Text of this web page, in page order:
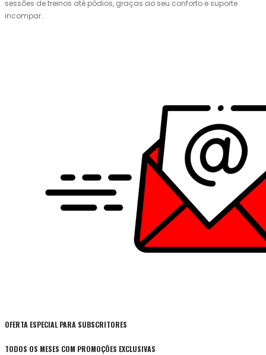
sessões de treinos até pódios, graças ao seu conforto e suporte
incompar..
OFERTA ESPECIAL PARA SUBSCRITORES
TODOS OS MESES COM PROMOÇÕES EXCLUSIVAS